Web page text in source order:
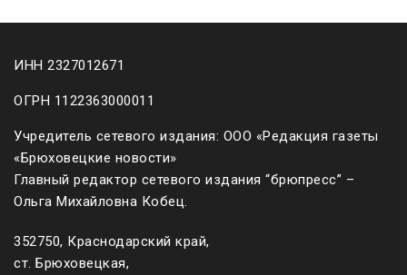
ИНН 2327012671
ОГРН 1122363000011
Учредитель сетевого издания: ООО «Редакция газеты
«Брюховецкие новости»
Главный редактор сетевого издания “брюпресс” –
Ольга Михайловна Кобец.
352750, Краснодарский край,
ст. Брюховецкая,